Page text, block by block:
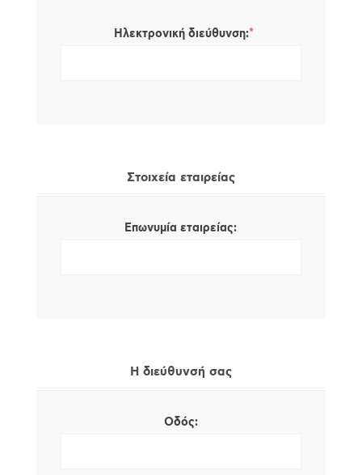
Ηλεκτρονική διεύθυνση:*
Στοιχεία εταιρείας
Επωνυμία εταιρείας:
Η διεύθυνσή σας
Οδός: